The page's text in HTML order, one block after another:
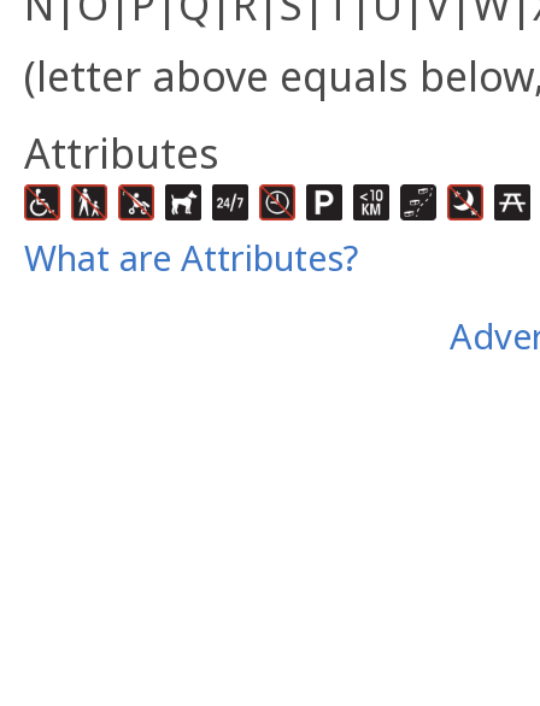
(letter above equals
Attributes
What are Attributes?